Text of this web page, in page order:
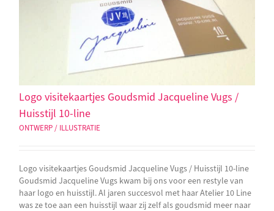
Logo visitekaartjes Goudsmid Jacqueline Vugs /
Huisstijl 10-line
ONTWERP / ILLUSTRATIE
Logo visitekaartjes Goudsmid Jacqueline Vugs / Huisstijl 10-line
Goudsmid Jacqueline Vugs kwam bij ons voor een restyle van
haar logo en huisstijl. Al jaren succesvol met haar Atelier 10 Line
was ze toe aan een huisstijl waar zij zelf als goudsmid meer naar